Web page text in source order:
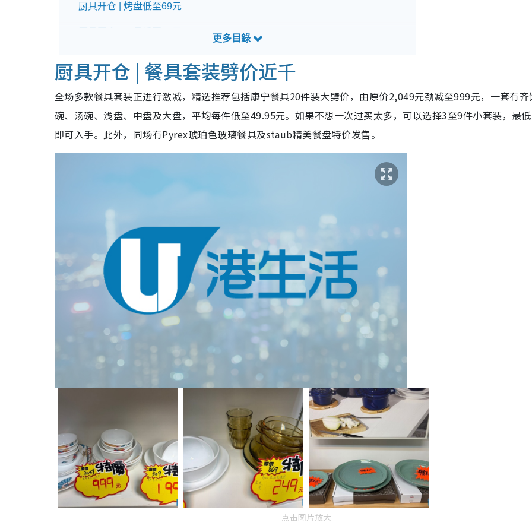
厨具开仓 | 烤盘低至69元
德国双立人厨具开仓详情
厨具开仓 | 餐具套装劈价近千
全场多款餐具套装正进行激减，精选推荐包括康宁餐具20件装大劈价，由原价2,049元劲减至999元，一套有齐
碗、汤碗、浅盘、中盘及大盘，平均每件低至49.95元。如果不想一次过买太多，可以选择3至9件小套装，最
即可入手。此外，同场有Pyrex琥珀色玻璃餐具及staub精美餐盘特价发售。
点击图片放大